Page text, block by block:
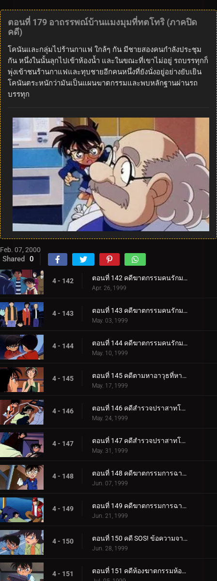
ตอนที่ 179 อาถรรพณ์บ้านแมงมุมที่ทตโทริ (ภาคปิด
คดี)
โคนันและกลุ่มไปร้านกาแฟ ใกล้ๆ กัน มีชายสองคนกำลังประชุม
กัน หนึ่งในนั้นลุกไปเข้าห้องน้ำ และในขณะที่เขาไม่อยู่ รถบรรทุกก็
พุ่งเข้าชนร้านกาแฟและทุบชายอีกคนหนึ่งที่ยังนั่งอยู่อย่างยับเยิน
โคนันตระหนักว่ามันเป็นแผนฆาตกรรมและพบหลักฐานผ่านรถ
บรรทุก
Feb. 07, 2000
Shared 0
4 - 142 ตอนที่ 142 คดีฆาตกรรมคนรักมายากล (ภาคคดี)
Apr. 26, 1999
4 - 143 ตอนที่ 143 คดีฆาตกรรมคนรักมายากล (ภาคสงสัย)
May. 03, 1999
4 - 144 ตอนที่ 144 คดีฆาตกรรมคนรักมายากล (ภาคไขคดี)
May. 10, 1999
4 - 145 ตอนที่ 145 คดีตามหาอาวุธที่หายไป
May. 17, 1999
4 - 146 ตอนที่ 146 คดีสำรวจปราสาทโบราณ (ตอนแรก)
May. 24, 1999
4 - 147 ตอนที่ 147 คดีสำรวจปราสาทโบราณ (ตอนจบ)
May. 31, 1999
4 - 148 ตอนที่ 148 คดีฆาตกรรมการฉายภาพยนตร์ครั้งสุดท้าย (ตอนแรก)
Jun. 07, 1999
4 - 149 ตอนที่ 149 คดีฆาตกรรมการฉายภาพยนตร์ครั้งสุดท้าย (ตอนจบ)
Jun. 21, 1999
4 - 150 ตอนที่ 150 คดี SOS! ข้อความจากอายูมิ
Jun. 28, 1999
4 - 151 ตอนที่ 151 คดีห้องฆาตกรรมห้องปิดตายในคืนก่อนแต่งงาน (ตอนแรก)